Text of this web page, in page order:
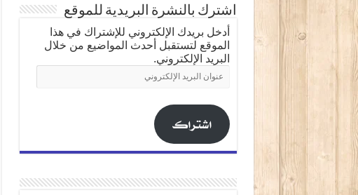
اشترك بالنشرة البريدية للموقع
أدخل بريدك الإلكتروني للإشتراك في هذا
الموقع لتستقبل أحدث المواضيع من خلال
البريد الإلكتروني.
عنوان
البريد
اشتراك